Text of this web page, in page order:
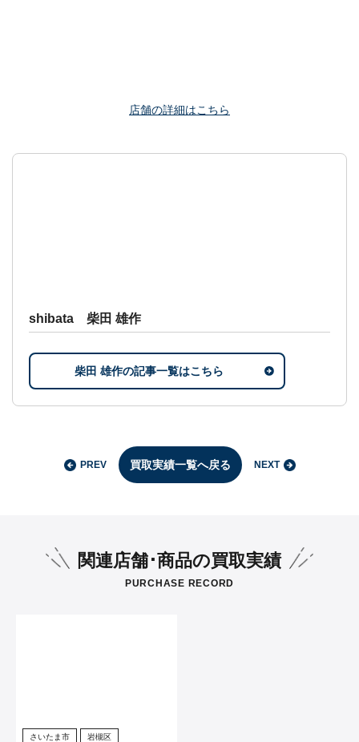
店舗の詳細はこちら
shibata 柴田 雄作
柴田 雄作の記事一覧はこちら
PREV 買取実績一覧へ戻る NEXT
関連店舗･商品の買取実績
PURCHASE RECORD
さいたま市 岩槻区